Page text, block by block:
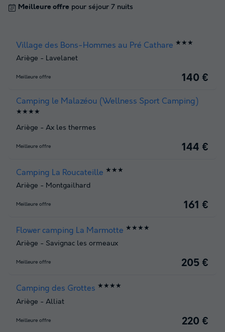
Meilleure offre pour séjour 7 nuits
Village des Bons-Hommes au Pré Cathare ★★★
Ariège - Lavelanet
Meilleure offre 140 €
Camping le Malazéou (Wellness Sport Camping)
★★★★
Ariège - Ax les thermes
Meilleure offre 144 €
Camping La Roucateille ★★★
Ariège - Montgailhard
Meilleure offre 161 €
Flower camping La Marmotte ★★★★
Ariège - Savignac les ormeaux
Meilleure offre 205 €
Camping des Grottes ★★★★
Ariège - Alliat
Meilleure offre 220 €